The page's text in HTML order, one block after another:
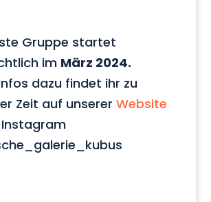
Gruppe startet
im März 2024.
dazu findet ihr zu
Zeit auf unserer Website